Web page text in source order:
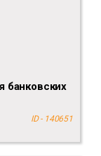
банковских
ID - 140651